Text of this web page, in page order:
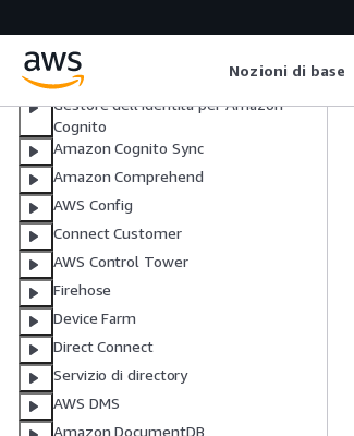
Nozioni di base
CodePipeline
Amazon Cognito Identity
Gestore dell’identità per Amazon
Cognito
Amazon Cognito Sync
Amazon Comprehend
AWS Config
Connect Customer
AWS Control Tower
Firehose
Device Farm
Direct Connect
Servizio di directory
AWS DMS
Amazon DocumentDB